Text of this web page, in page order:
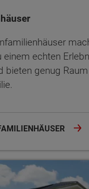
einem echten
bieten genug